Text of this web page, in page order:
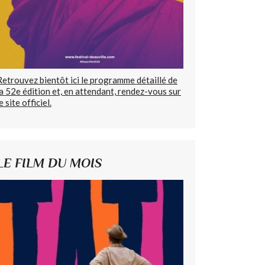
bientôt ici le programme détaillé de
52e édition et, en attendant, rendez-vous sur
site officiel.
FILM DU MOIS